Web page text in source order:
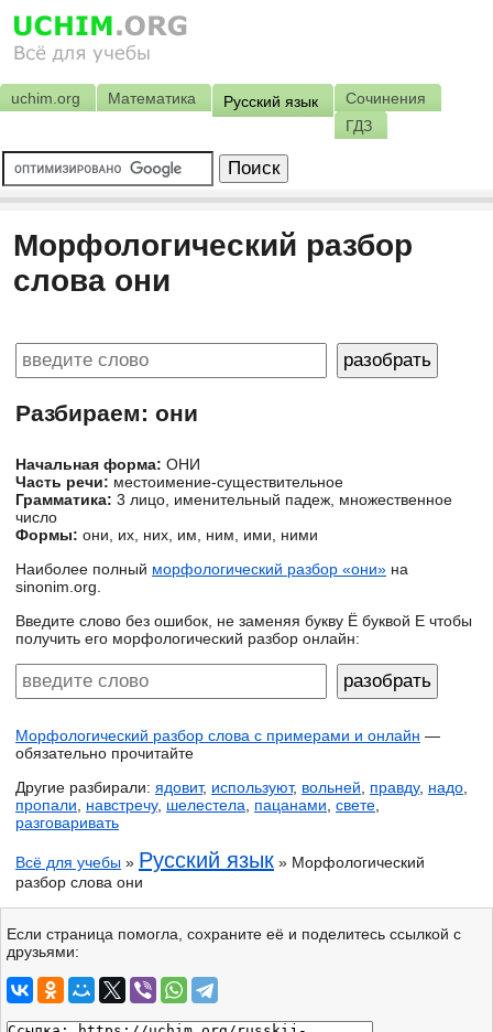
uchim.org Математика Русский язык
Сочинения
ГДЗ
Морфологический разбор
слова они
Разбираем: они
Начальная форма: ОНИ
Часть речи: местоимение-существительное
Грамматика: 3 лицо, именительный падеж, множественное
число
Формы: они, их, них, им, ним, ими, ними
Наиболее полный морфологический разбор «они» на
sinonim.org.
Введите слово без ошибок, не заменяя букву Ё буквой Е чтобы
получить его морфологический разбор онлайн:
Морфологический разбор слова с примерами и онлайн —
обязательно прочитайте
Другие разбирали: ядовит, используют, вольней правду, надо
пропали
навстречу, шелестела пацанами свете
разговаривать
Всё для учебы » Русский язык » Морфологический
разбор слова они
Если страница помогла, сохраните её и поделитесь ссылкой с
друзьями: